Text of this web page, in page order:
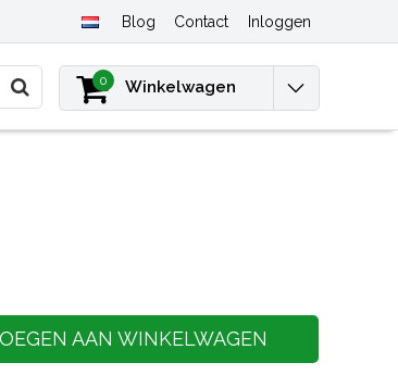
Blog Contact Inloggen
0 Winkelwagen
AAN WINKELWAGEN